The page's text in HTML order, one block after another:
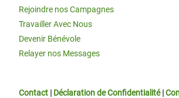
Rejoindre nos Campagnes
Travailler Avec Nous
Devenir Bénévole
Relayer nos Messages
Contact | Déclaration de Confidentialité|